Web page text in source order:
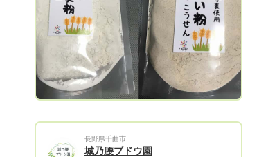
長野県千曲市
城乃腰ブドウ園